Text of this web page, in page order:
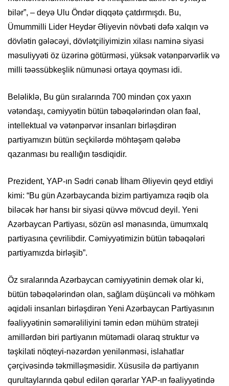
bilər”, – deyə Ulu Öndər diqqətə çatdırmışdı. Bu,
Ümummilli Lider Heydər Əliyevin növbəti dəfə xalqın və
dövlətin gələcəyi, dövlətçiliyimizin xilası naminə siyasi
məsuliyyəti öz üzərinə götürməsi, yüksək vətənpərvərlik və
milli təəssübkeşlik nümunəsi ortaya qoyması idi.
Beləliklə, Bu gün sıralarında 700 mindən çox yaxın
vətəndaşı, cəmiyyətin bütün təbəqələrindən olan fəal,
intellektual və vətənpərvər insanları birləşdirən
partiyamızın bütün seçkilərdə möhtəşəm qələbə
qazanması bu reallığın təsdiqidir.
Prezident, YAP-ın Sədri cənab İlham Əliyevin qeyd etdiyi
kimi: “Bu gün Azərbaycanda bizim partiyamıza rəqib ola
biləcək hər hansı bir siyasi qüvvə mövcud deyil. Yeni
Azərbaycan Partiyası, sözün əsl mənasında, ümumxalq
partiyasına çevrilibdir. Cəmiyyətimizin bütün təbəqələri
partiyamızda birləşib”.
Öz sıralarında Azərbaycan cəmiyyətinin demək olar ki,
bütün təbəqələrindən olan, sağlam düşüncəli və möhkəm
əqidəli insanları birləşdirən Yeni Azərbaycan Partiyasının
fəaliyyətinin səmərəliliyini təmin edən mühüm strateji
amillərdən biri partiyanın mütəmadi olaraq struktur və
təşkilati nöqteyi-nəzərdən yenilənməsi, islahatlar
çərçivəsində təkmilləşməsidir. Xüsusilə də partiyanın
qurultaylarında qəbul edilən qərarlar YAP-ın fəaliyyətində